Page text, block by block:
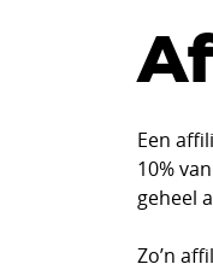
Een
10%
geheel
Zo’n